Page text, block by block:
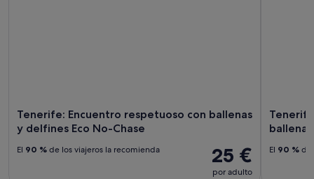
Tenerife: Encuentro respetuoso con ballenas
y delfines Eco No-Chase
25 €
por adulto
El 90 % de los viajeros la recomienda El 90 % de